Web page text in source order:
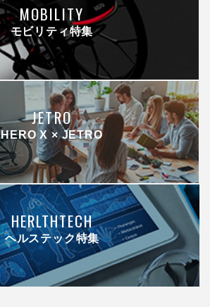
MOBILITY
モビリティ特集
JETRO
HERO X × JETRO
HERLTHTECH
ヘルステック特集